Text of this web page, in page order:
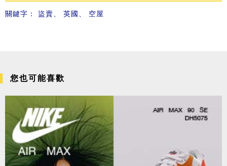
關鍵字： 盜賣、 英國 、 空屋
您也可能喜歡